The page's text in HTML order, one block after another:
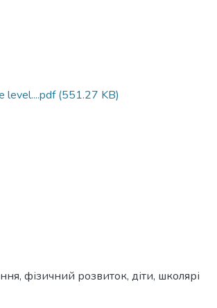
level....pdf(551.27 KB)
, фізичний розвиток, діти, школярі